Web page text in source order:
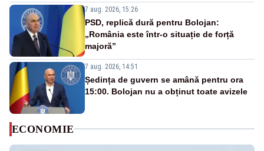
7 aug. 2026, 15:26
PSD, replică dură pentru Bolojan:
„România este într-o situație de forță
majoră”
7 aug. 2026, 14:51
Ședința de guvern se amână pentru ora
15:00. Bolojan nu a obținut toate avizele
ECONOMIE